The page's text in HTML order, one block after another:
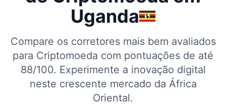
Uganda
Compare os corretores mais bem avaliados
para Criptomoeda com pontuações de até
88/100. Experimente a inovação digital
neste crescente mercado da África
Oriental.